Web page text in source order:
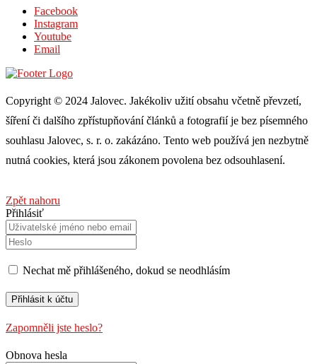
Facebook
Instagram
Youtube
Email
Copyright © 2024 Jalovec. Jakékoliv užití obsahu včetně převzetí,
šíření či dalšího zpřístupňování článků a fotografií je bez písemného
souhlasu Jalovec, s. r. o. zakázáno. Tento web používá jen nezbytně
nutná cookies, která jsou zákonem povolena bez odsouhlasení.
Zpět nahoru
Přihlásiť
Nechat mě přihlášeného, ​​dokud se neodhlásím
Zapomněli jste heslo?
Obnova hesla